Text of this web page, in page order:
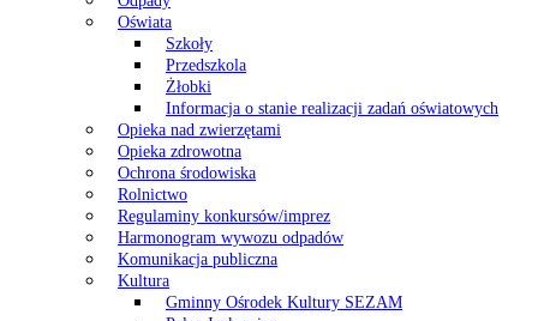
Oświata
Szkoły
Przedszkola
Żłobki
Informacja o stanie realizacji zadań oświatowych
Opieka nad zwierzętami
Opieka zdrowotna
Ochrona środowiska
Rolnictwo
Regulaminy konkursów/imprez
Harmonogram wywozu odpadów
Komunikacja publiczna
Kultura
Gminny Ośrodek Kultury SEZAM